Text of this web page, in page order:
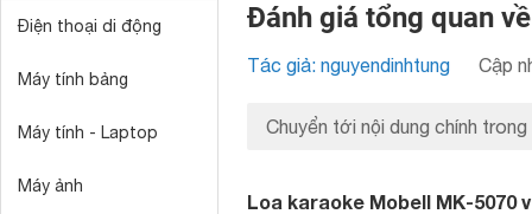
Điện thoại di động
Máy tính bảng
Máy tính - Laptop
Máy ảnh
Đánh giá tổng quan
Tác giả: nguyendinhtung Cập
Chuyển tới nội dung chính trong
Loa karaoke Mobell MK-5070